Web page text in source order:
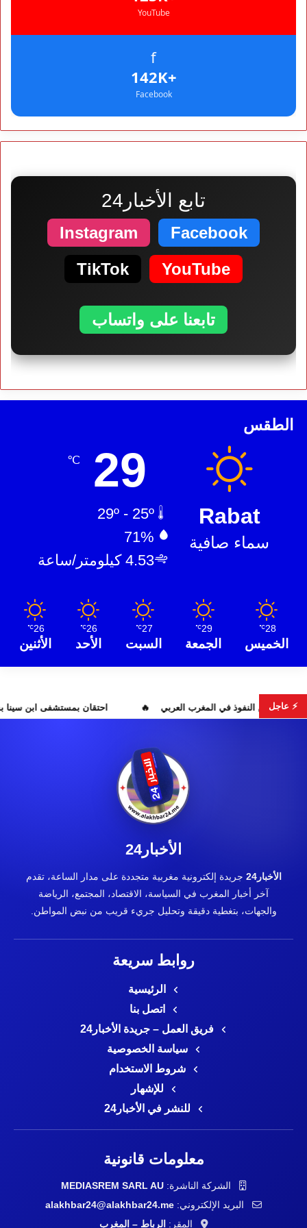
YouTube
f
+142K
Facebook
تابع الأخبار24
Facebook
Instagram
YouTube
TikTok
تابعنا على واتساب
الطقس
Rabat
سماء صافية
29
℃
71%
4.53 كيلومتر/ساعة
28
℃
الخميس
29
℃
الجمعة
27
℃
السبت
26
℃
الأحد
26
℃
الأثنين
⚡ عاجل
تبون تعيد رسم موازين النفوذ في المغرب العربي احتقان
الأخبار24
الأخبار24
جريدة إلكترونية مغربية متجددة على مدار الساعة، تقدم
آخر أخبار المغرب في السياسة، الاقتصاد، المجتمع، الرياضة
والجهات، بتغطية دقيقة وتحليل جريء قريب من نبض المواطن.
روابط سريعة
الرئيسية
اتصل بنا
فريق العمل – جريدة الأخبار24
سياسة الخصوصية
شروط الاستخدام
للإشهار
للنشر في الأخبار24
معلومات قانونية
الشركة الناشرة:MEDIASREM SARL AU
البريد الإلكتروني: alakhbar24@alakhbar24.me
المقر: الرباط – المغرب